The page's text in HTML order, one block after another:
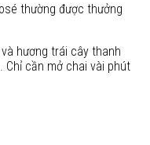
thường được thưởng
hương trái cây thanh
Chỉ cần mở chai vài phút